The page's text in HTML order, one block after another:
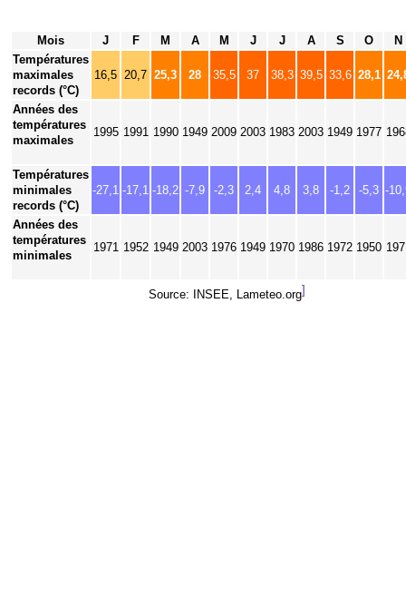
Mois J F M A M J J A S O
N
Températures
maximales
records (°C)
16,5 20,7 25,3 28 35,5 37 38,3 39,5 33,6 28,1
Années des
températures
maximales
1995 1991 1990 1949 2009 2003 1983 2003 1949 1977
Températures
minimales
records (°C)
-27,1 -17,1 -18,2 -7,9 -2,3 2,4 4,8 3,8 -1,2 -5,3 -
Années des
températures
minimales
1971 1952 1949 2003 1976 1949 1970 1986 1972 1950
Source: INSEE, Lameteo.org]